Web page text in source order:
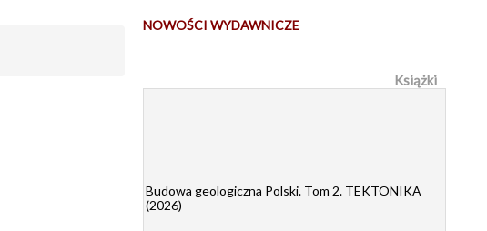
NOWOŚCI WYDAWNICZE
Książki
Budowa geologiczna Polski. Tom 2. TEKTONIKA
(2026)